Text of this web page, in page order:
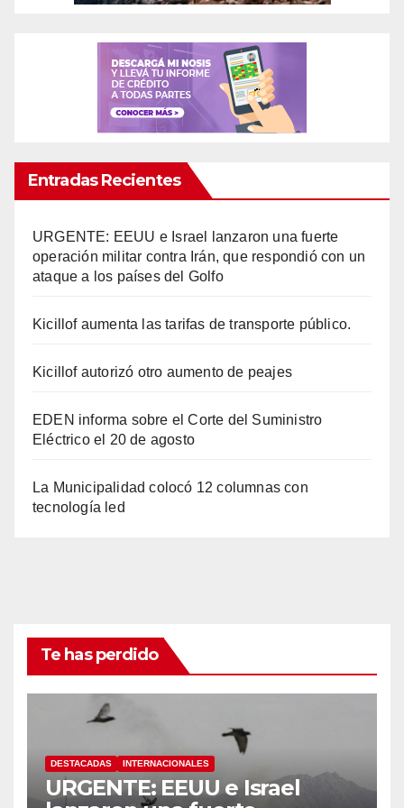
Entradas Recientes
URGENTE: EEUU e Israel lanzaron una fuerte
operación militar contra Irán, que respondió con un
ataque a los países del Golfo
Kicillof aumenta las tarifas de transporte público.
Kicillof autorizó otro aumento de peajes
EDEN informa sobre el Corte del Suministro
Eléctrico el 20 de agosto
La Municipalidad colocó 12 columnas con
tecnología led
Te has perdido
DESTACADAS INTERNACIONALES
URGENTE: EEUU e Israel